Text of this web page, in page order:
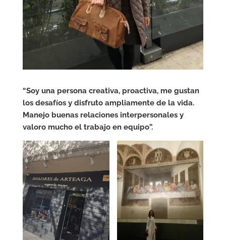
“Soy una persona creativa, proactiva, me gustan
los desafíos y disfruto ampliamente de la vida.
Manejo buenas relaciones interpersonales y
valoro mucho el trabajo en equipo”.